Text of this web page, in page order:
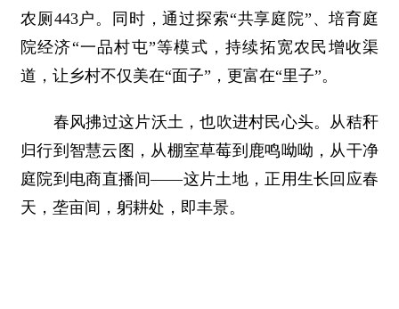
农厕443户。同时，通过探索“共享庭院”、培育庭
院经济“一品村屯”等模式，持续拓宽农民增收渠
道，让乡村不仅美在“面子”，更富在“里子”。
春风拂过这片沃土，也吹进村民心头。从秸秆
归行到智慧云图，从棚室草莓到鹿鸣呦呦，从干净
庭院到电商直播间——这片土地，正用生长回应春
天，垄亩间，躬耕处，即丰景。